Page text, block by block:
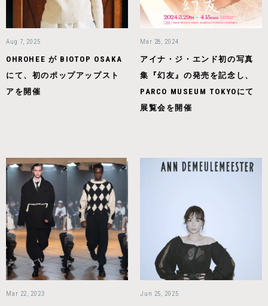
Aug 7, 2025
OHROHEE が BIOTOP OSAKA
にて、初のポップアップスト
アを開催
Mar 28, 2024
アイナ・ジ・エンド初の写真
集『幻友』の発売を記念し、
PARCO MUSEUM TOKYOにて
展覧会を開催
Mar 22, 2023 Jun 25, 2025